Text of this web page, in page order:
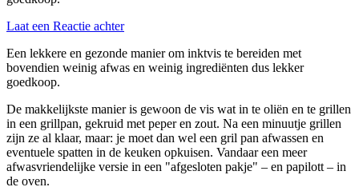
Laat een Reactie achter
Een lekkere en gezonde manier om inktvis te bereiden met
bovendien weinig afwas en weinig ingrediënten dus lekker
goedkoop.
De makkelijkste manier is gewoon de vis wat in te oliën en te grillen
in een grillpan, gekruid met peper en zout. Na een minuutje grillen
zijn ze al klaar, maar: je moet dan wel een gril pan afwassen en
eventuele spatten in de keuken opkuisen. Vandaar een meer
afwasvriendelijke versie in een "afgesloten pakje" – en papilott – in
de oven.